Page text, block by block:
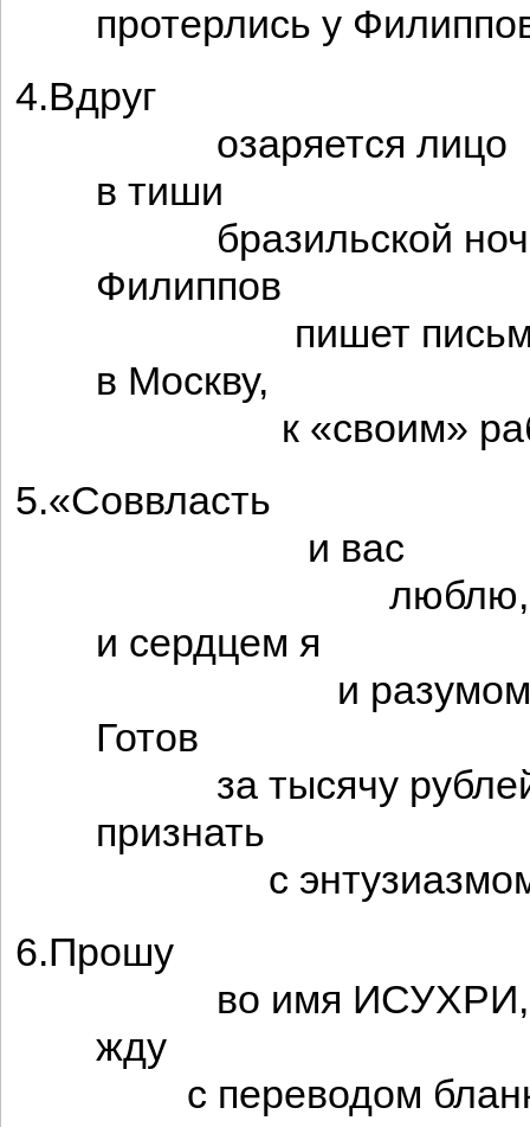
протерлись у
4.Вдруг
озаряется лицо
в тиши
бразильской
Филиппов
пишет
в Москву,
к «своим»
5.«Соввласть
и вас
люблю, ей-
и сердцем я
и
Готов
за тысячу
признать
с
6.Прошу
во имя ИСУХРИ,
жду
с переводом